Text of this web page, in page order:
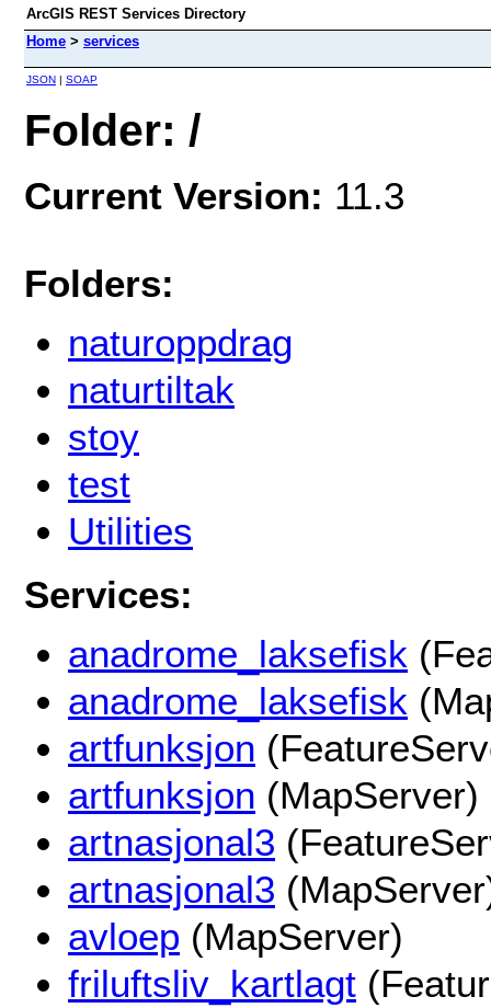
ArcGIS REST Services Directory
Home > services
JSON | SOAP
Folder: /
Current Version: 11.3
Folders:
naturoppdrag
naturtiltak
stoy
test
Utilities
Services:
anadrome_laksefisk
anadrome_laksefisk
artfunksjon
artfunksjon (MapServer)
artnasjonal3
artnasjonal3
avloep (MapServer)
friluftsliv_kartlagt